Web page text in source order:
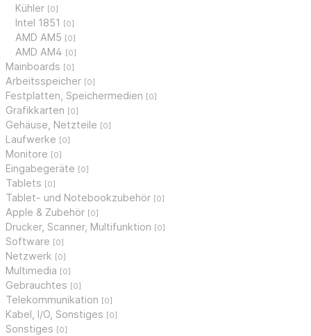
Kühler [0]
Intel 1851 [0]
AMD AM5 [0]
AMD AM4 [0]
Mainboards [0]
Arbeitsspeicher [0]
Festplatten, Speichermedien [0]
Grafikkarten [0]
Gehäuse, Netzteile [0]
Laufwerke [0]
Monitore [0]
Eingabegeräte [0]
Tablets [0]
Tablet- und Notebookzubehör [0]
Apple & Zubehör [0]
Drucker, Scanner, Multifunktion [0]
Software [0]
Netzwerk [0]
Multimedia [0]
Gebrauchtes [0]
Telekommunikation [0]
Kabel, I/O, Sonstiges [0]
Sonstiges [0]